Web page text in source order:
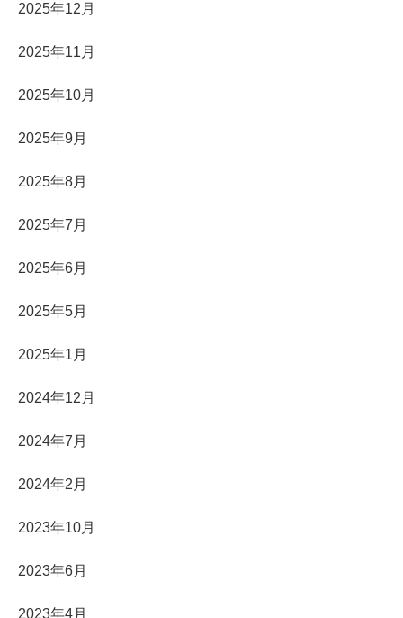
2025年12月
2025年11月
2025年10月
2025年9月
2025年8月
2025年7月
2025年6月
2025年5月
2025年1月
2024年12月
2024年7月
2024年2月
2023年10月
2023年6月
2023年4月